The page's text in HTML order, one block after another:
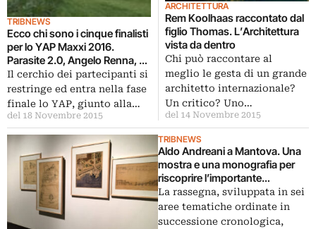
TRIBNEWS
Ecco chi sono i cinque finalisti
per lo YAP Maxxi 2016.
Parasite 2.0, Angelo Renna, de
Gayardon Bureau, Demogo,
Deltastudio
Il cerchio dei partecipanti si
restringe ed entra nella fase
finale lo YAP, giunto alla…
del 18 Novembre 2015
ARCHITETTURA
Rem Koolhaas raccontato dal
figlio Thomas. L’Architettura
vista da dentro
Chi può raccontare al
meglio le gesta di un grande
architetto internazionale?
Un critico? Uno…
del 14 Novembre 2015
TRIBNEWS
Aldo Andreani a Mantova. Una
mostra e una monografia per
riscoprire l’importante
architetto: in anteprima le foto
dalle Fruttiere di Palazzo Te
La rassegna, sviluppata in sei
aree tematiche ordinate in
successione cronologica,